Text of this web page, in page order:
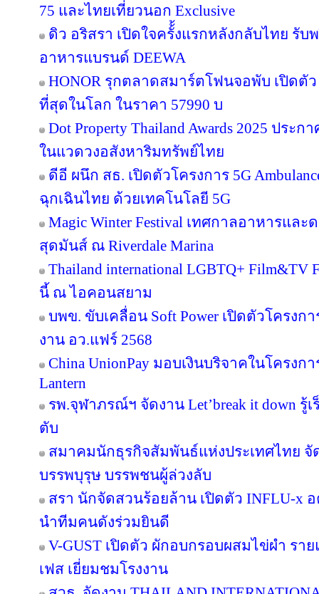
75 และไทยเที่ยวนอก Exclusive
ดิว อริสรา เปิดใจครั้้งแรกหลังกลับไทย รั
อาหารแบรนด์ DEEWA
HONOR รุกตลาดสมาร์ตโฟนจอพับ เปิดตัว
ที่สุดในโลก ในราคา 57990 บ
Dot Property Thailand Awards 2025 ประ
ในแวดวงอสังหาริมทรัพย์ไทย
ดีอี ผนึก สธ. เปิดตัวโครงการ 5G
ฉุกเฉินไทย ด้วยเทคโนโลยี 5G
Magic Winter Festival เทศกาลอาหารแ
สุดมันส์ ณ Riverdale Marina
Thailand international LGBTQ+ Film&TV
นี้ ณ ไอคอนสยาม
บพข. ขับเคลื่อน Soft Power เปิดตัวโครง
งาน อว.แฟร์ 2568
China UnionPay มอบเงินบริจาคในโครงกา
Lantern
รพ.จุฬาภรณ์ฯ จัดงาน Let’break it down รู้
ตับ
สมาคมนักธุรกิจสัมพันธ์แห่งประเทศไทย
บรรพบุรุษ บรรพชนผู้ล่วงลับ
สรา นักจัดสวนร้อยล้าน เปิดตัว INFLU-x
นำทีมคนดังร่วมยินดี
V-GUST เปิดตัว ผักอบกรอบผสมไข่ผำ รา
เฟส เยี่ยมชมโรงงาน